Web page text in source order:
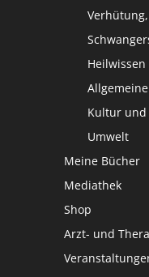
Kultur und
Umwelt
Meine Bücher
Mediathek
Shop
Arzt- und